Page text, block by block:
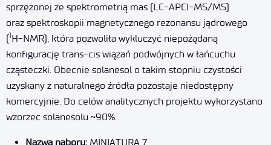
sprzężonej ze spektrometrią mas (LC-APCI-MS/MS)
oraz spektroskopii magnetycznego rezonansu jądrowego
(1H-NMR), która pozwoliła wykluczyć niepożądaną
konfigurację trans-cis wiązań podwójnych w łańcuchu
cząsteczki. Obecnie solanesol o takim stopniu czystości
uzyskany z naturalnego źródła pozostaje niedostępny
komercyjnie. Do celów analitycznych projektu wykorzystano
wzorzec solanesolu ~90%.
Nazwa naboru: MINIATURA 7